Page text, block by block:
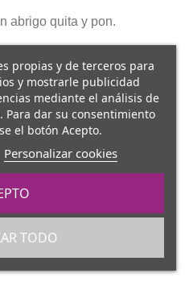
abrigo quita y pon.
propias y de terceros para
y mostrarle publicidad
mediante el análisis de
Para dar su consentimiento
el botón Acepto.
Personalizar cookies
TODO